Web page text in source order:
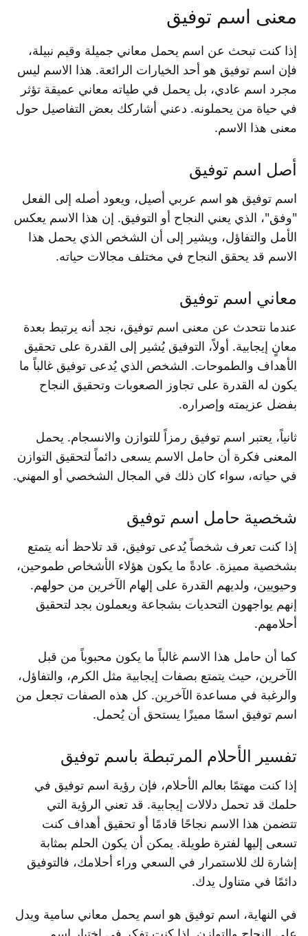
معنى اسم توفيق
إذا كنت تبحث عن اسم يحمل معاني جميلة وقيم نبيلة،
فإن اسم توفيق هو أحد الخيارات الرائعة. هذا الاسم ليس
مجرد اسم عادي، بل يحمل في طياته معاني عميقة تؤثر
في حياة من يحملونه. دعني أشاركك بعض التفاصيل حول
معنى هذا الاسم.
أصل اسم توفيق
اسم توفيق هو اسم عربي أصيل، ويعود أصله إلى الفعل
"وفق"، الذي يعني النجاح أو التوفيق. إن هذا الاسم يعكس
الأمل والتفاؤل، ويشير إلى أن الشخص الذي يحمل هذا
الاسم قد يحقق النجاح في مختلف مجالات حياته.
معاني اسم توفيق
عندما نتحدث عن معنى اسم توفيق، نجد أنه يرتبط بعدة
معانٍ إيجابية. أولاً، التوفيق يُشير إلى القدرة على تحقيق
الأهداف والطموحات. الشخص الذي يُدعى توفيق غالباً ما
يكون له القدرة على تجاوز الصعوبات وتحقيق النجاح
بفضل عزيمته وإصراره.
ثانياً، يعتبر اسم توفيق رمزاً للتوازن والانسجام. يحمل
المعنى فكرة أن حامل الاسم يسعى دائماً لتحقيق التوازن
في حياته، سواء كان ذلك في المجال الشخصي أو المهني.
شخصية حامل اسم توفيق
إذا كنت تعرف شخصاً يُدعى توفيق، قد تلاحظ أنه يتمتع
بشخصية مميزة. عادةً ما يكون هؤلاء الأشخاص طموحين،
وحيويين، ولديهم القدرة على إلهام الآخرين من حولهم.
إنهم يواجهون التحديات بشجاعة ويعملون بجد لتحقيق
أحلامهم.
كما أن حامل هذا الاسم غالباً ما يكون محبوباً من قبل
الآخرين، حيث يتمتع بصفات إيجابية مثل الكرم، والتفاؤل،
والرغبة في مساعدة الآخرين. كل هذه الصفات تجعل من
اسم توفيق اسمًا مميزًا يستحق أن يُحمل.
تفسير الأحلام المرتبطة باسم توفيق
إذا كنت مهتمًا بعالم الأحلام، فإن رؤية اسم توفيق في
حلمك قد تحمل دلالات إيجابية. قد تعني الرؤية التي
تتضمن هذا الاسم نجاحًا قادمًا أو تحقيق أهداف كنت
تسعى إليها لفترة طويلة. يمكن أن يكون الحلم بمثابة
إشارة لك للاستمرار في السعي وراء أحلامك، فالتوفيق
دائمًا في متناول يدك.
في النهاية، اسم توفيق هو اسم يحمل معاني سامية ويدل